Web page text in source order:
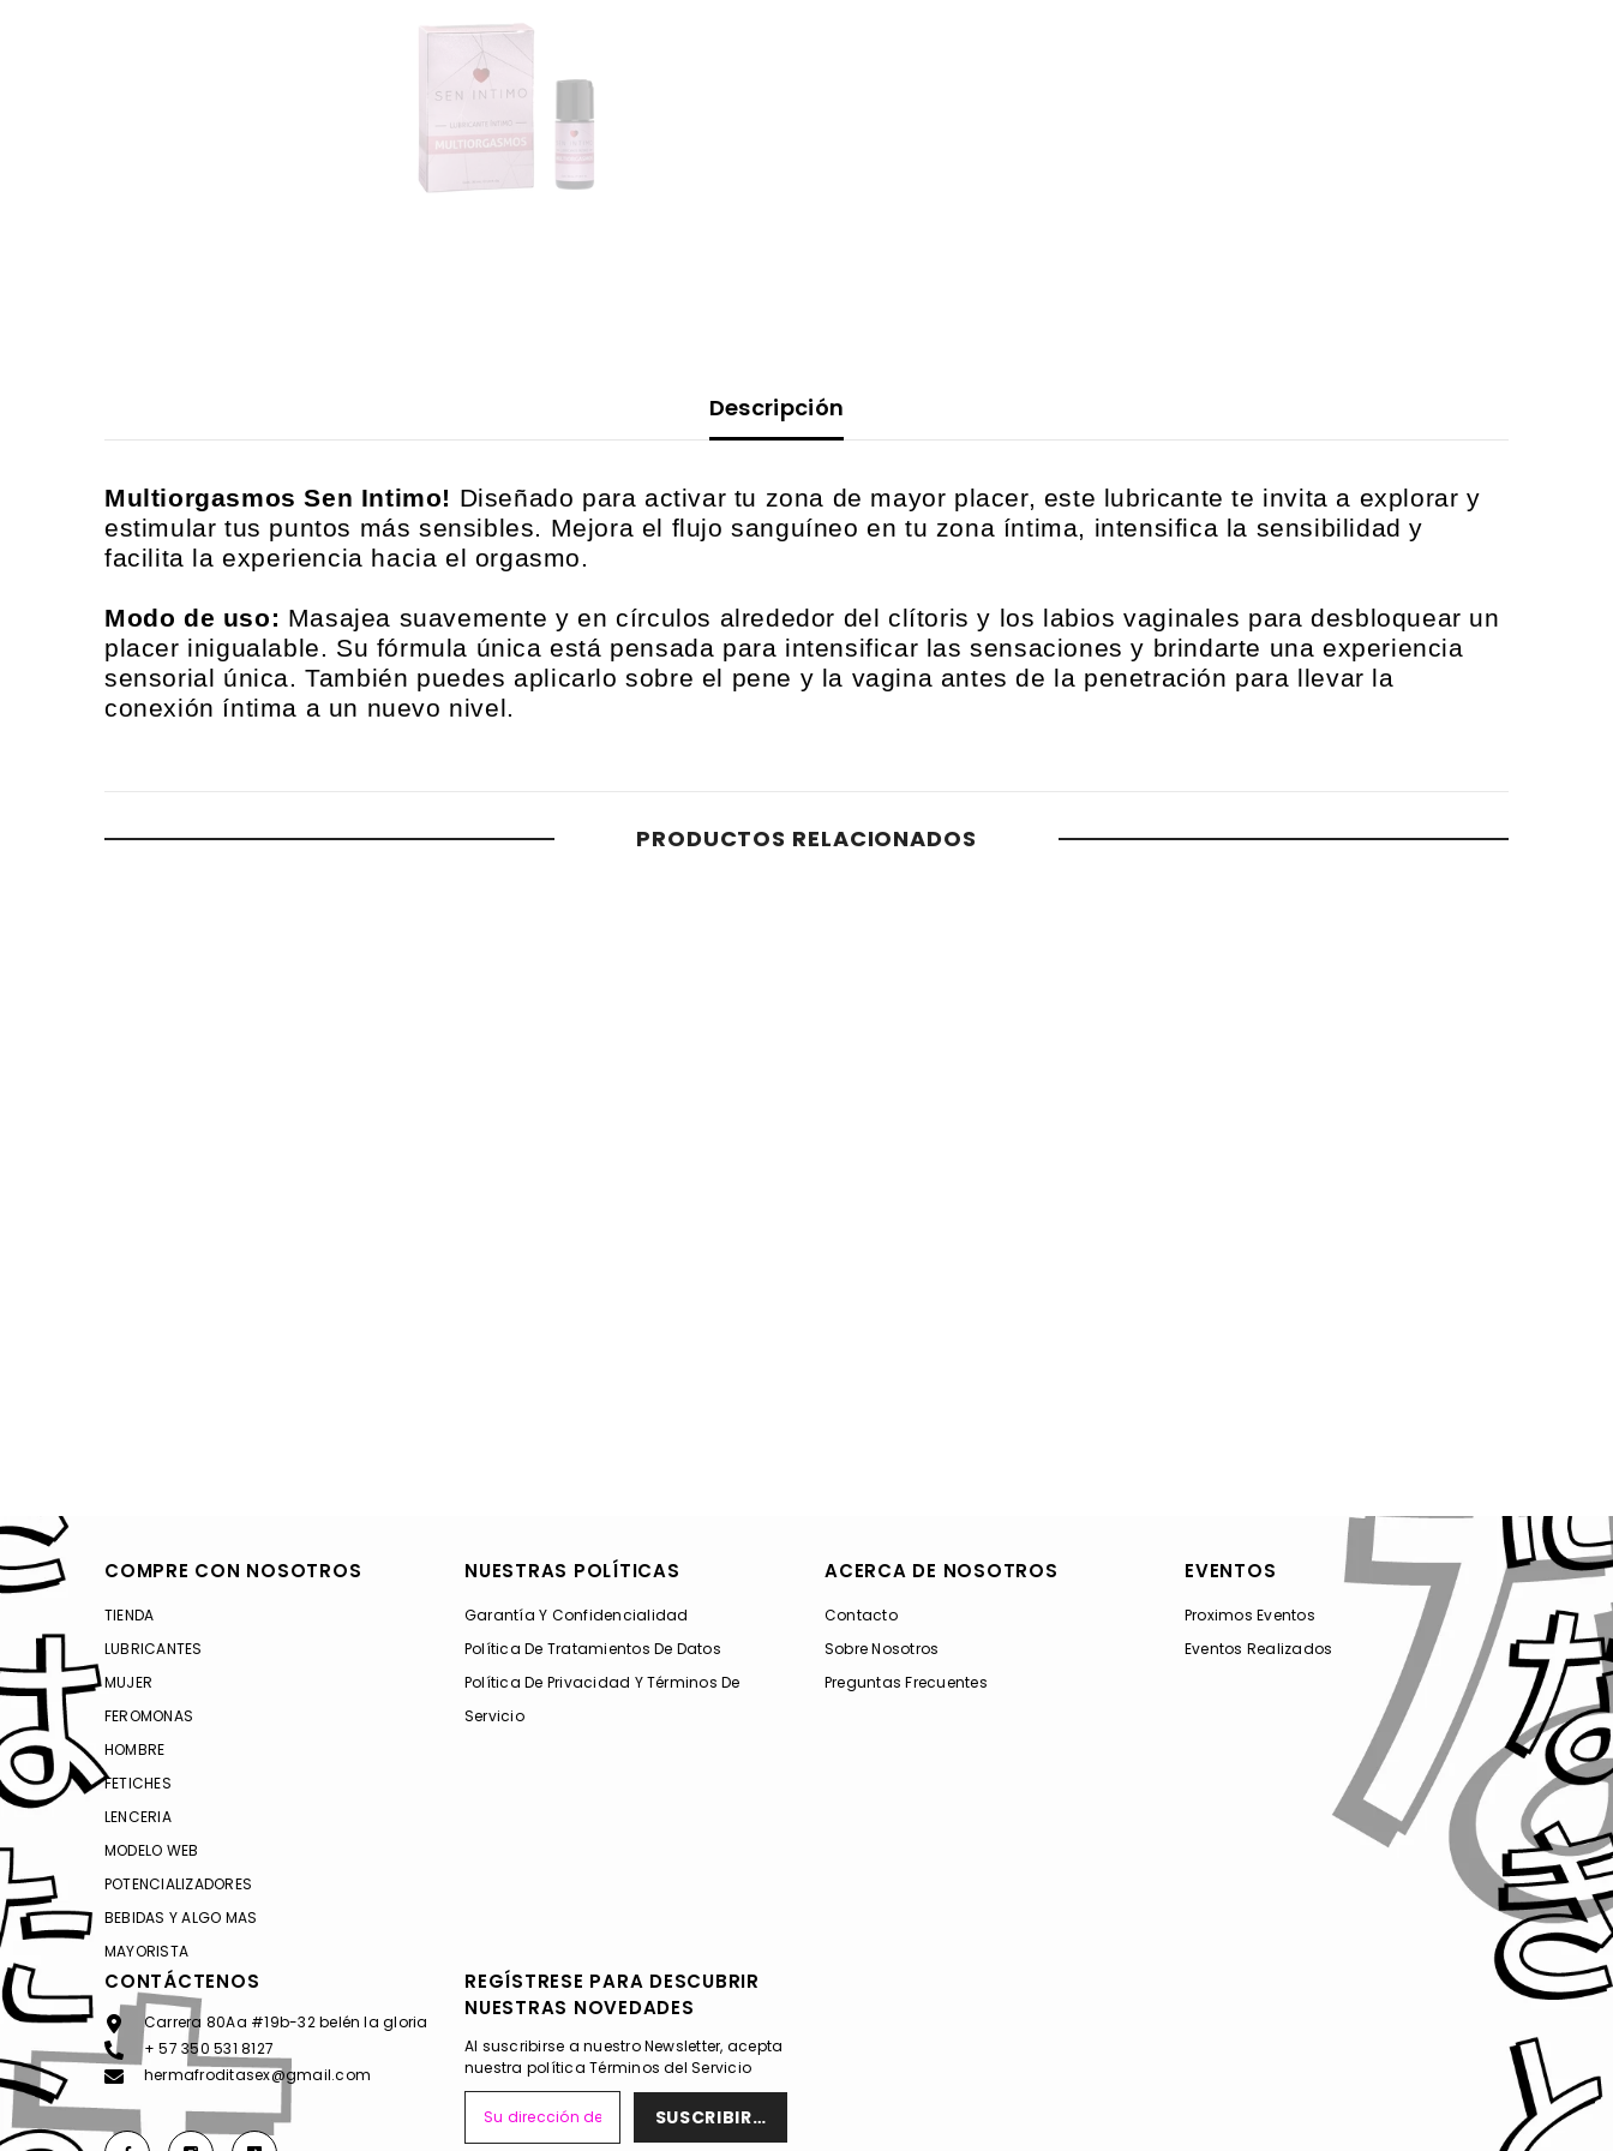
Descripción
Multiorgasmos Sen Intimo! Diseñado para activar tu zona de mayor placer, este lubricante te invita a explorar y
estimular tus puntos más sensibles. Mejora el flujo sanguíneo en tu zona íntima, intensifica la sensibilidad y
facilita la experiencia hacia el orgasmo.
Modo de uso: Masajea suavemente y en círculos alrededor del clítoris y los labios vaginales para desbloquear un
placer inigualable. Su fórmula única está pensada para intensificar las sensaciones y brindarte una experiencia
sensorial única. También puedes aplicarlo sobre el pene y la vagina antes de la penetración para llevar la
conexión íntima a un nuevo nivel.
PRODUCTOS RELACIONADOS
COMPRE CON NOSOTROS
TIENDA
LUBRICANTES
MUJER
FEROMONAS
HOMBRE
FETICHES
LENCERIA
MODELO WEB
POTENCIALIZADORES
BEBIDAS Y ALGO MAS
MAYORISTA
NUESTRAS POLÍTICAS
Garantía Y Confidencialidad
Política De Tratamientos De Datos
Política De Privacidad Y Términos De
Servicio
ACERCA DE NOSOTROS
Contacto
Sobre Nosotros
Preguntas Frecuentes
EVENTOS
Proximos Eventos
Eventos Realizados
CONTÁCTENOS
Carrera 80Aa #19b-32 belén la gloria
+ 57 350 531 8127
hermafroditasex@gmail.com
REGÍSTRESE PARA DESCUBRIR
NUESTRAS NOVEDADES
Al suscribirse a nuestro Newsletter, acepta
nuestra políticaTérminos del Servicio
SUSCRIBIRSE